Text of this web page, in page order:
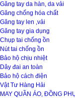
Găng tay da hàn, da vải
Găng chống hóa chất
Găng tay len ,vải
Găng tay gia dụng
Chụp tai chống ồn
Nút tai chống ồn
Bảo hộ chịu nhiệt
Dây đai an toàn
Bảo hộ cách điện
Vật Tư Hàng Hải
MAY QUẦN ÁO, ĐỒNG